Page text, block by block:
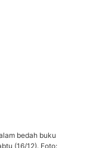
bedah buku
(16/12). Foto: